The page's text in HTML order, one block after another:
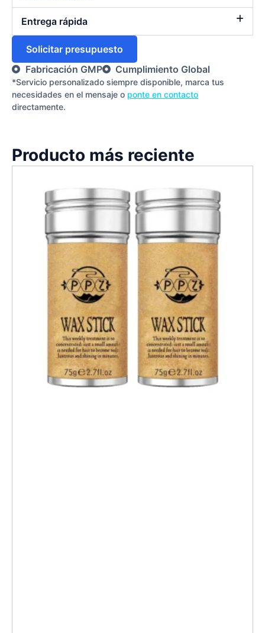
Entrega rápida
Solicitar presupuesto
Fabricación GMP
Cumplimiento Global
*Servicio personalizado siempre disponible, marca tus
necesidades en el mensaje o ponte en contacto
directamente.
Producto más reciente